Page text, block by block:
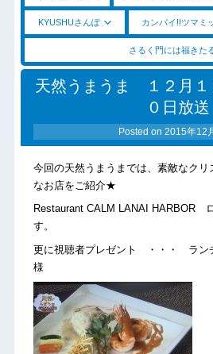
KYUSHUさんぽ カンパイ!!ツマミ
さるく門には福きた
天然うまうま １２月１
０日放送
Posted on 2015年12
今回の天然うまうまでは、素敵なク
なお店をご紹介★
Restaurant CALM LANAI HARBOR
す。
更に視聴者プレゼント ・・・ ラン
様